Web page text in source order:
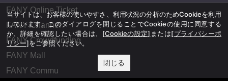
FANY Online Ticket
FANY Channel
FANY Crowdfunding
FANY Mall
FANY Commu
当サイトは、お客様の使いやすさ、利用状況の分析のためCookieを利用
しています。このダイアログを閉じることでCookieの使用に同意する
か、詳細を確認したい場合は、 [Cookieの設定] または[プライバシーポ
リシー]をご参照ください。
閉じる